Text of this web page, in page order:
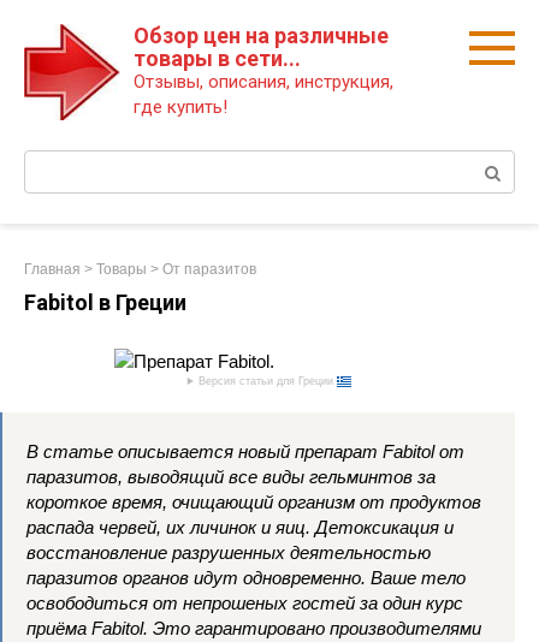
Обзор цен на различные
товары в сети...
Отзывы, описания, инструкция,
где купить!
Главная > Товары > От паразитов
Fabitol в Греции
Версия статьи для Греции
В статье описывается новый препарат Fabitol от
паразитов, выводящий все виды гельминтов за
короткое время, очищающий организм от продуктов
распада червей, их личинок и яиц. Детоксикация и
восстановление разрушенных деятельностью
паразитов органов идут одновременно. Ваше тело
освободиться от непрошеных гостей за один курс
приёма Fabitol. Это гарантировано производителями